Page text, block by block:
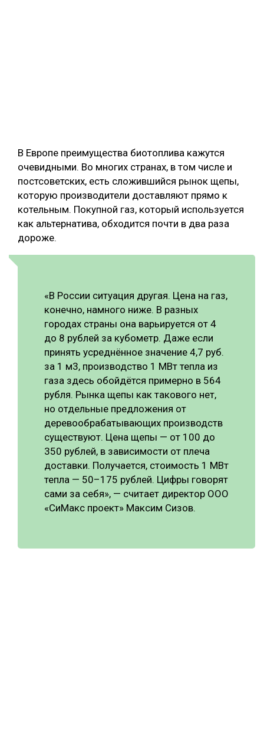
В Европе преимущества биотоплива кажутся
очевидными. Во многих странах, в том числе и
постсоветских, есть сложившийся рынок щепы,
которую производители доставляют прямо к
котельным. Покупной газ, который используется
как альтернатива, обходится почти в два раза
дороже.
«В России ситуация другая. Цена на газ,
конечно, намного ниже. В разных
городах страны она варьируется от 4
до 8 рублей за кубометр. Даже если
принять усреднённое значение 4,7 руб.
за 1 м3, производство 1 МВт тепла из
газа здесь обойдётся примерно в 564
рубля. Рынка щепы как такового нет,
но отдельные предложения от
деревообрабатывающих производств
существуют. Цена щепы — от 100 до
350 рублей, в зависимости от плеча
доставки. Получается, стоимость 1 МВт
тепла — 50–175 рублей. Цифры говорят
сами за себя», — считает директор ООО
«СиМакс проект» Максим Сизов.